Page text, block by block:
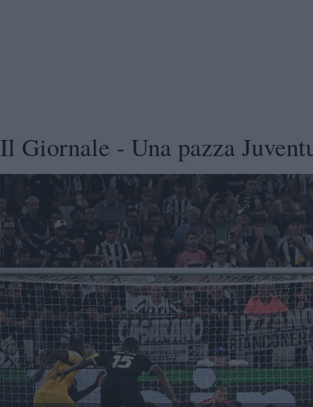
Il Giornale - Una pazza